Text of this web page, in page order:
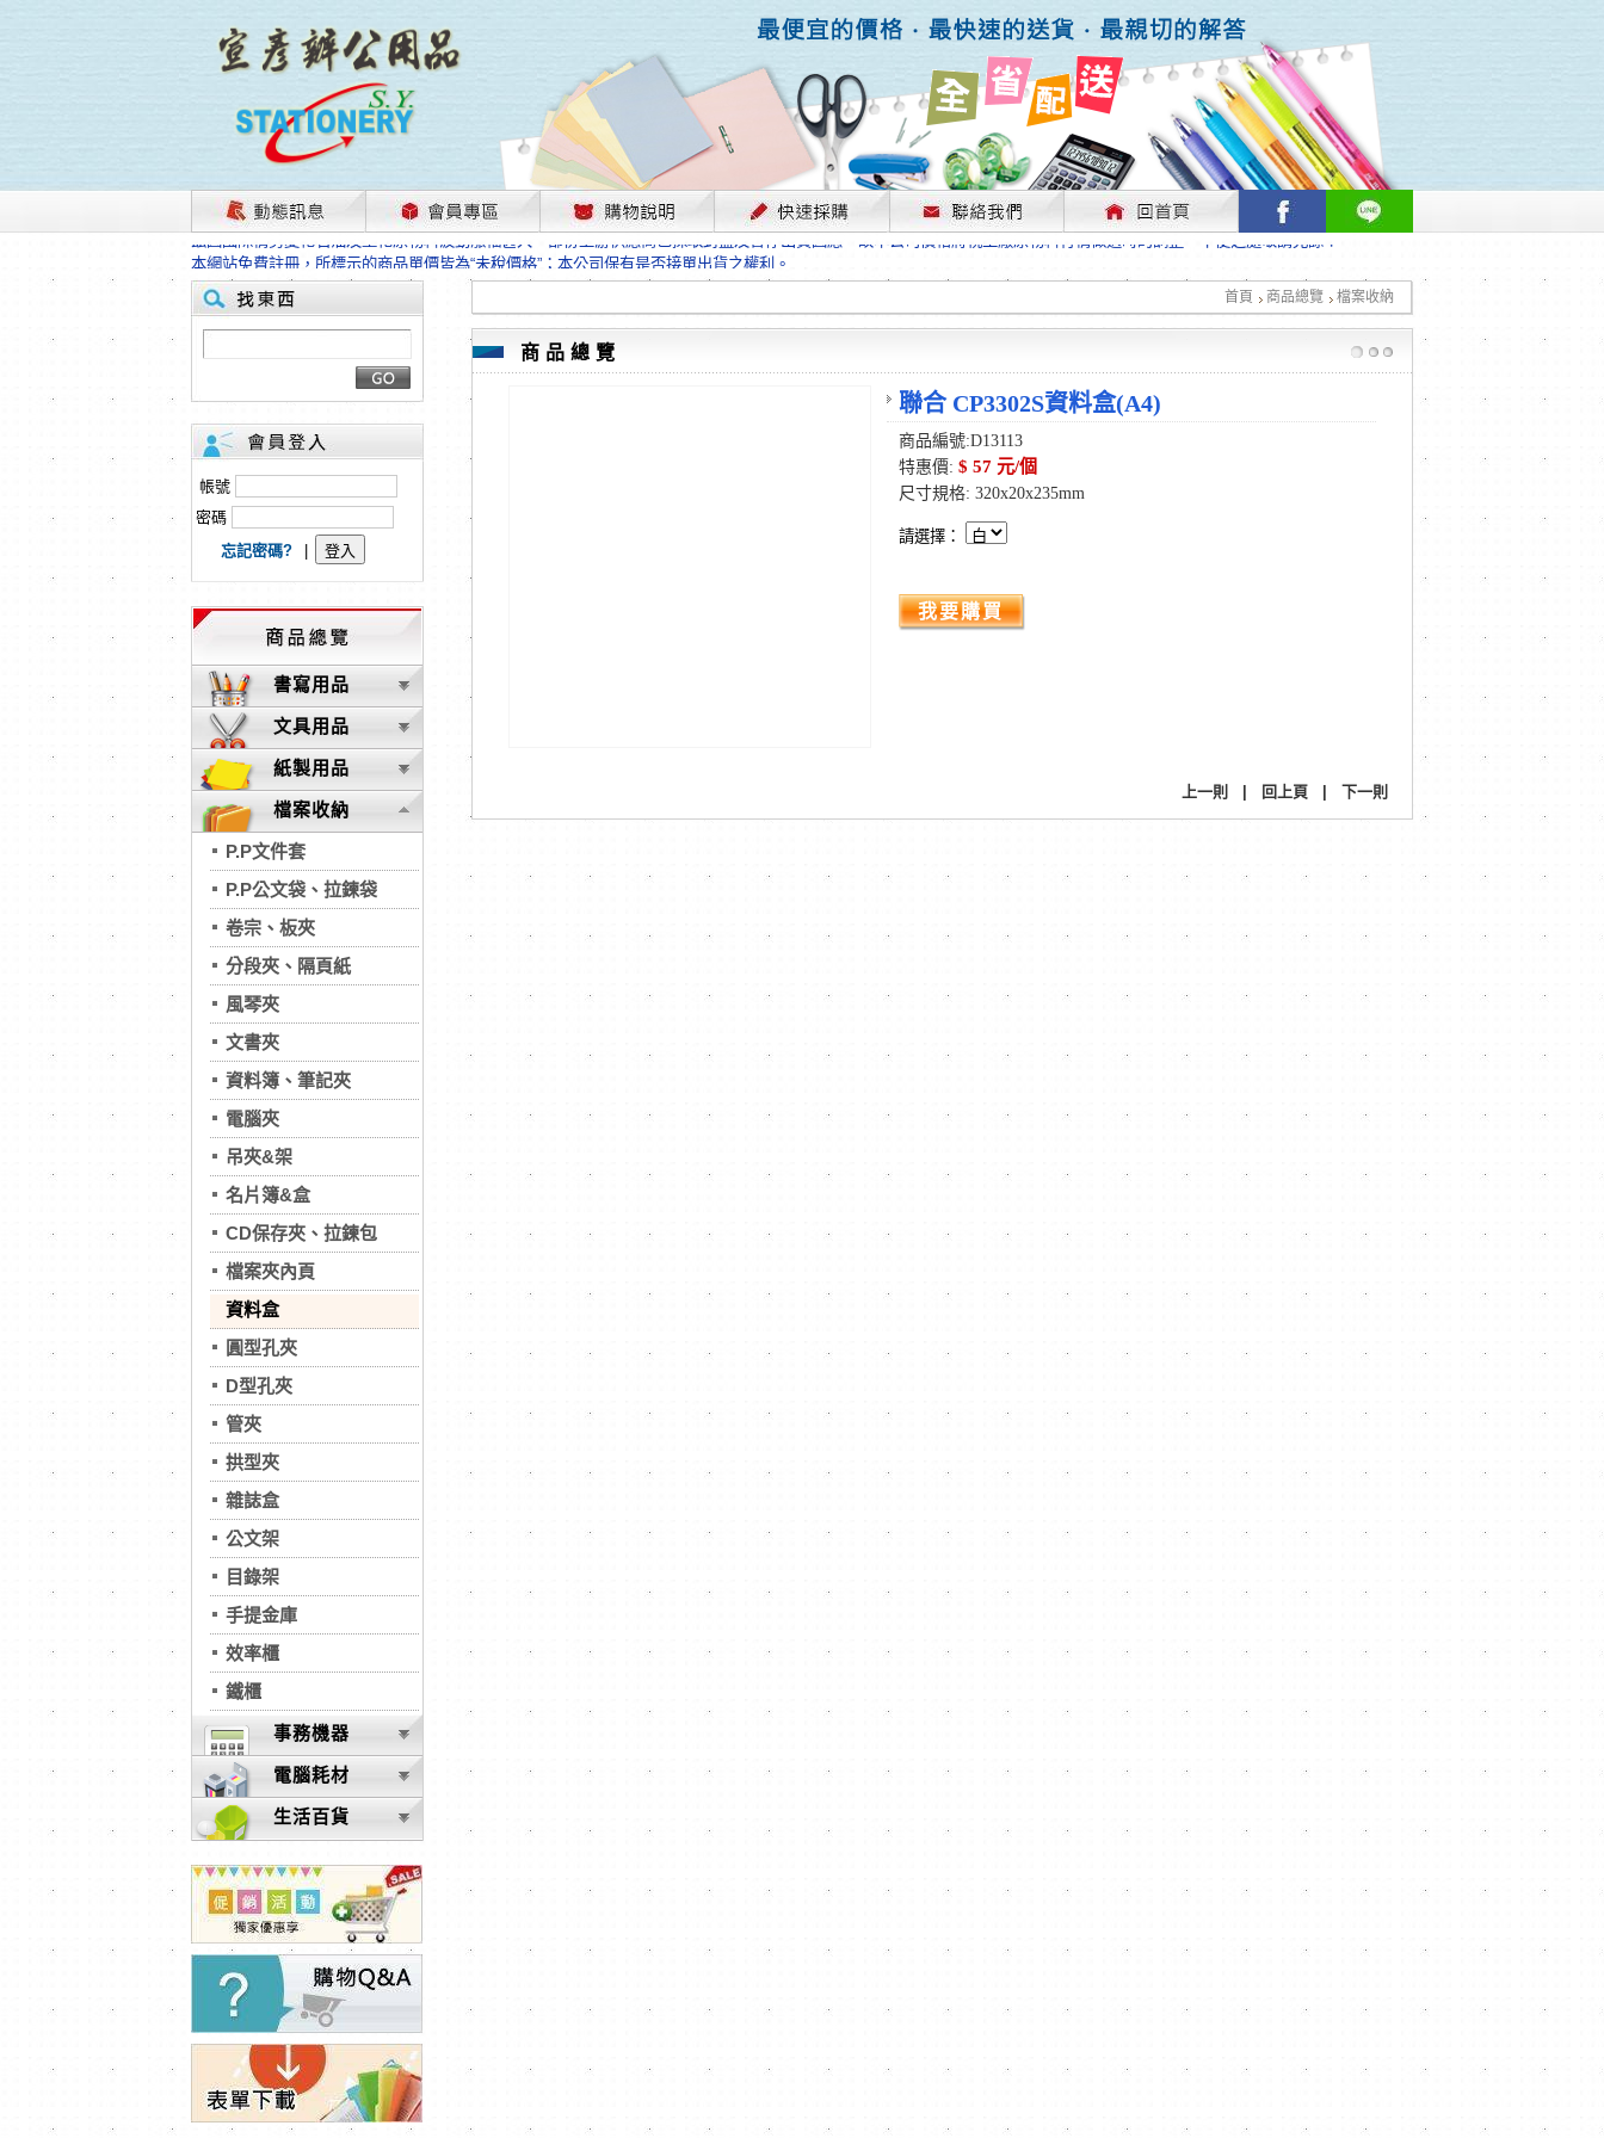
茲因國際情勢變化石油及塑化原物料波動漲幅甚大，部份上游供應商已採取封盤及暫停出貨因應，故本公司價格將視工廠原物料行情做適時的調整，不便之處敬請見諒！
本網站免費註冊，所標示的商品單價皆為“未稅價格”；本公司保有是否接單出貨之權利。
HP、EPSON、CANON原廠耗材價格浮動，下單前請先跟客服人員確認最新單價！
本網站免費註冊，所標示的商品單價皆為“未稅價格”；本公司保有是否接單出貨之權利。
匯款客戶請注意！因商品繁複來不及發現短缺，遂待客服人員跟您確認訂單無誤時再行匯款，避免後緒問題的衍生。
本網站免費註冊，所標示的商品單價皆為“未稅價格”；本公司保有是否接單出貨之權利。
茲因國際情勢變化石油及塑化原物料波動漲幅甚大，部份上游供應商已採取封盤及暫停出貨因應，故本公司價格將視工廠原物料行情做適時的調整，不便之處敬請見諒！
本網站免費註冊，所標示的商品單價皆為“未稅價格”；本公司保有是否接單出貨之權利。
HP、EPSON、CANON原廠耗材價格浮動，下單前請先跟客服人員確認最新單價！
本網站免費註冊，所標示的商品單價皆為“未稅價格”；本公司保有是否接單出貨之權利。
匯款客戶請注意！因商品繁複來不及發現短缺，遂待客服人員跟您確認訂單無誤時再行匯款，避免後緒問題的衍生。
本網站免費註冊，所標示的商品單價皆為“未稅價格”；本公司保有是否接單出貨之權利。
首頁 商品總覽 檔案收納
帳號
密碼
忘記密碼?
書寫用品
文具用品
紙製用品
檔案收納
P.P文件套
P.P公文袋、拉鍊袋
卷宗、板夾
分段夾、隔頁紙
風琴夾
文書夾
資料簿、筆記夾
電腦夾
吊夾&架
名片簿&盒
CD保存夾、拉鍊包
檔案夾內頁
資料盒
圓型孔夾
D型孔夾
管夾
拱型夾
雜誌盒
公文架
目錄架
手提金庫
效率櫃
鐵櫃
事務機器
電腦耗材
生活百貨
商品總覽
聯合 CP3302S資料盒(A4)
商品編號:D13113
特惠價: $ 57 元/個
尺寸規格: 320x20x235mm
請選擇：
我要購買
上一則 回上頁 下一則